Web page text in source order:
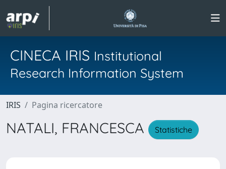
CINECA IRIS Institutional
Research Information System
IRIS Pagina ricercatore
NATALI, FRANCESCA Statistiche